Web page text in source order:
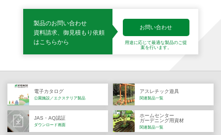
製品のお問い合わせ
資料請求、御見積もり依頼
はこちらから
お問い合わせ
用途に応じて最適な製品のご提
案を行います。
電子カタログ
公園施設／エクステリア製品
アスレチック遊具
関連製品一覧
JAS・AQ認証
ダウンロード画面
ホームセンター
ガーデニング用資材
関連製品一覧